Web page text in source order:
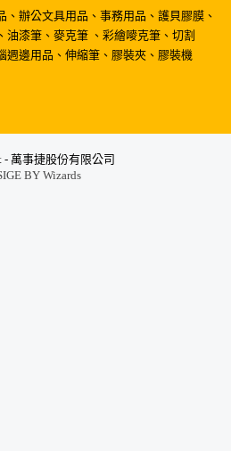
辦公文具用品、事務用品、護貝膠膜、
漆筆、麥克筆 、彩繪嘜克筆、切割
週邊用品、伸縮筆、膠裝夾、膠裝機
- 萬事捷股份有限公司
BY Wizards